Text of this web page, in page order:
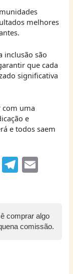
melhores
inclusão são
que cada
significativa
com uma
e
e todos saem
G T
g
ra
l
comprar algo
comissão.